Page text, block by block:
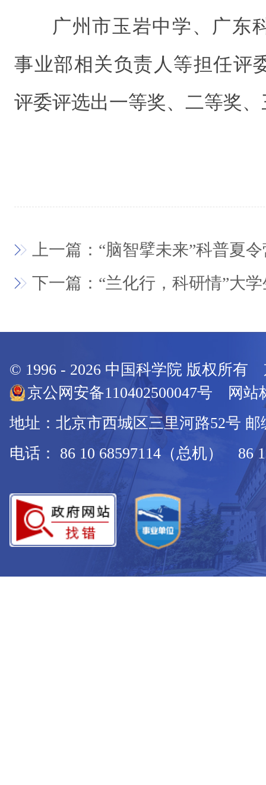
广州市玉岩中学、广东
事业部相关负责人等担任评
评委评选出一等奖、二等奖
上一篇：“脑智擘未来”科普夏
下一篇：“兰化行，科研情”大
© 1996 - 2026 中国科学院 版权所有
京公网安备110402500047号 网站
地址：北京市西城区三里河路52号 邮
电话： 86 10 68597114（总机） 86